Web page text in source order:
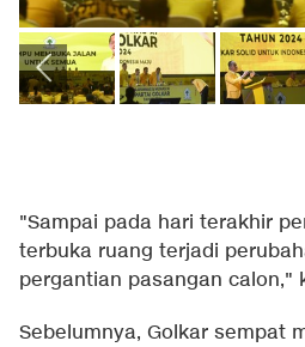
"Sampai pada hari terakhir
terbuka ruang terjadi
pergantian pasangan calon,"
Sebelumnya, Golkar sempat